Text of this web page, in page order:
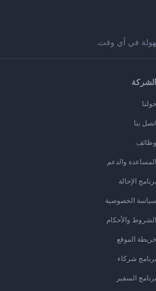
في أي وقت.
الشركة
حولنا
اتصل بنا
وظائف
المساعدة والدعم
برنامج الإحالة
سياسة الخصوصية
الشروط والأحكام
خريطة الموقع
برنامج شركاء
برنامج السفير